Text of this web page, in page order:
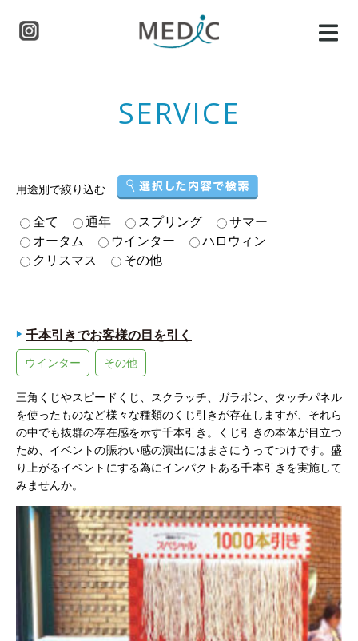
SERVICE
用途別で絞り込む
全て 通年 スプリング
サマー
オータム
ウインター
ハロウィン
クリスマス
その他
千本引きでお客様の目を引く
ウインター その他
三角くじやスピードくじ、スクラッチ、ガラポン、タッチパネル
を使ったものなど様々な種類のくじ引きが存在しますが、それら
の中でも抜群の存在感を示す千本引き。くじ引きの本体が目立つ
ため、イベントの賑わい感の演出にはまさにうってつけです。盛
り上がるイベントにする為にインパクトある千本引きを実施して
みませんか。